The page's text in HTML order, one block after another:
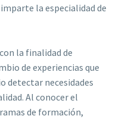
la especialidad de
la finalidad de
de experiencias que
detectar necesidades
Al conocer el
de formación,